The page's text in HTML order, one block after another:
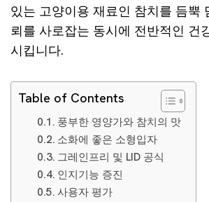
있는 고양이용 재료인 참치를 듬뿍
뢰를 사로잡는 동시에 전반적인 건
시킵니다.
Table of Contents
풍부한 영양가와 참치의 맛
소화에 좋은 소형입자
그레인프리 및 LID 공식
인지기능 증진
사용자 평가